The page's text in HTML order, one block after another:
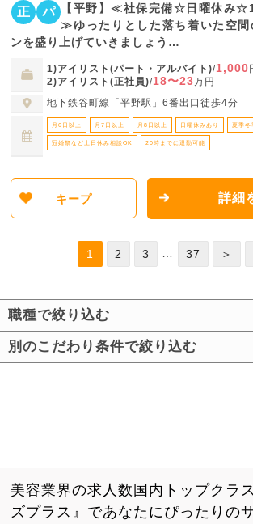
正 パ
【平野】≪社保完備☆日曜休み
≫ゆったりとした落ち着いた空間
ンを盛り上げていきましょう…
1)アイリスト(パート・アルバイト)/1,000
2)アイリスト(正社員)/18〜23万円
地下鉄谷町線「平野駅」6番出口徒歩4分
月6日以上 月7日以上 月8日以上 日曜休みあり 夏季冬
冠婚祭など土日休み相談OK 20時までに退勤可能
キープ 詳細
1 2 3 37 ＞
職種で絞り込む
別のこだわり条件で絞り込む
美容業界の求人数国内トップクラ
ズプラス』であなたにぴったりの